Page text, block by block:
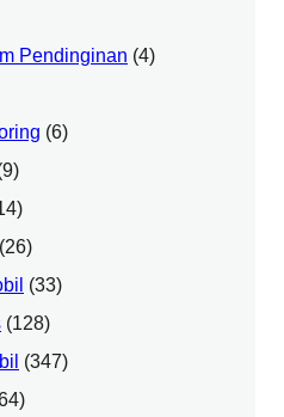
Pendinginan (4)
(6)
(26)
(33)
(128)
(347)